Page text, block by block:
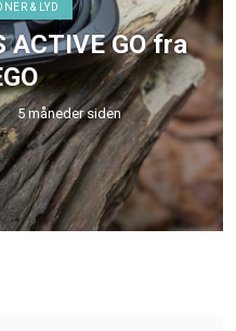
& LYD
ACTIVE GO fra
5 måneder siden